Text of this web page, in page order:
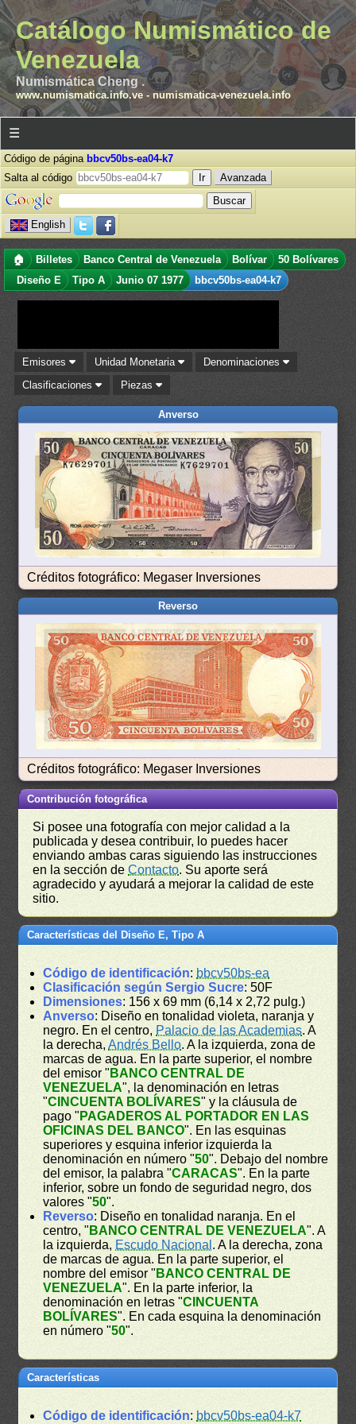
Catálogo Numismático de
Venezuela
Numismática Cheng .
www.numismatica.info.ve- numismatica-venezuela.info
☰
Código de página bbcv50bs-ea04-k7
Salta al código
Avanzada
English
🏠 Billetes Banco Central de Venezuela Bolívar
50 Bolívares
Diseño E
Tipo A Junio 07 1977 bbcv50bs-ea04-k7
Emisores Unidad Monetaria
Denominaciones
Clasificaciones
Piezas
Anverso
Créditos fotográfico: Megaser Inversiones
Reverso
Créditos fotográfico: Megaser Inversiones
Contribución fotográfica
Si posee una fotografía con mejor calidad a la
publicada y desea contribuir, lo puedes hacer
enviando ambas caras siguiendo las instrucciones
en la sección deContacto. Su aporte será
agradecido y ayudará a mejorar la calidad de este
sitio.
Características del Diseño E, Tipo A
Código de identificación: bbcv50bs-ea
Clasificación según Sergio Sucre: 50F
Dimensiones: 156 x 69 mm (6,14 x 2,72 pulg.)
Anverso: Diseño en tonalidad violeta, naranja y
negro. En el centro, Palacio de las Academias. A
la derecha,Andrés Bello. A la izquierda, zona de
marcas de agua. En la parte superior, el nombre
del emisor " BANCO CENTRAL DE
VENEZUELA", la denominación en letras
"CINCUENTA BOLÍVARES" y la cláusula de
pago " PAGADEROS AL PORTADOR EN LAS
OFICINAS DEL BANCO". En las esquinas
superiores y esquina inferior izquierda la
denominación en número "50". Debajo del nombre
del emisor, la palabra "CARACAS". En la parte
inferior, sobre un fondo de seguridad negro, dos
valores "50".
Reverso: Diseño en tonalidad naranja. En el
centro, " BANCO CENTRAL DE VENEZUELA". A
la izquierda, Escudo Nacional . A la derecha, zona
de marcas de agua. En la parte superior, el
nombre del emisor " BANCO CENTRAL DE
VENEZUELA". En la parte inferior, la
denominación en letras "CINCUENTA
BOLÍVARES". En cada esquina la denominación
en número "50".
Características
Código de identificación: bbcv50bs-ea04-k7